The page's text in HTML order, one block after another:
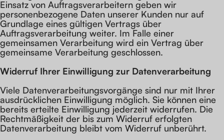
Einsatz von Auftragsverarbeitern geben wir
personenbezogene Daten unserer Kunden nur auf
Grundlage eines gültigen Vertrags über
Auftragsverarbeitung weiter. Im Falle einer
gemeinsamen Verarbeitung wird ein Vertrag über
gemeinsame Verarbeitung geschlossen.
Widerruf Ihrer Einwilligung zur Datenverarbeitung
Viele Datenverarbeitungsvorgänge sind nur mit Ihrer
ausdrücklichen Einwilligung möglich. Sie können eine
bereits erteilte Einwilligung jederzeit widerrufen. Die
Rechtmäßigkeit der bis zum Widerruf erfolgten
Datenverarbeitung bleibt vom Widerruf unberührt.